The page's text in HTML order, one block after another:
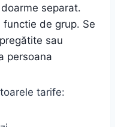
separat.
de grup. Se
sau
persoana
tarife: